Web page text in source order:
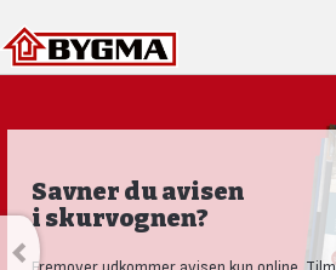
Savner du avisen
i skurvognen?